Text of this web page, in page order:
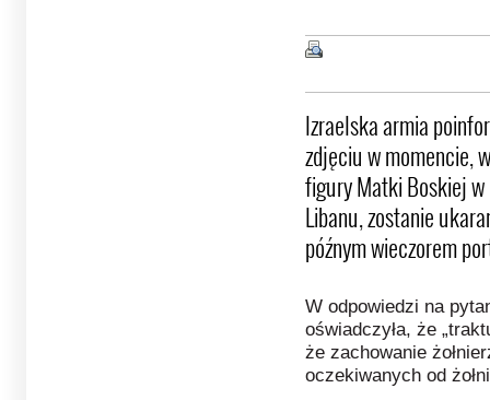
Izraelska armia
zdjęciu w momencie,
figury Matki Boskiej
Libanu, zostanie
późnym wieczorem
W odpowiedzi na
oświadczyła, że
że zachowanie
oczekiwanych od